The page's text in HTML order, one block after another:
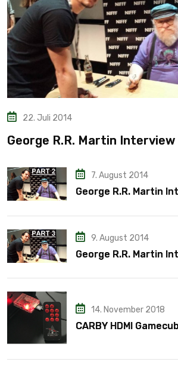
22. Juli 2014
George R.R. Martin Interview
7. August 2014
George R.R. Martin
9. August 2014
George R.R. Martin
14. November 2018
CARBY HDMI